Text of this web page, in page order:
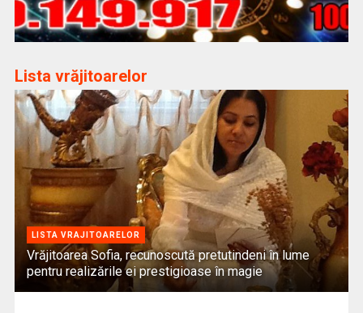
Lista vrăjitoarelor
LISTA VRAJITOARELOR
Vrăjitoarea Sofia, recunoscută pretutindeni în lume
pentru realizările ei prestigioase în magie